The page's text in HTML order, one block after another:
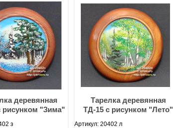
деревянная
рисунком "Зима"
з
Тарелка деревянная
ТД-15 с рисунком "Лето"
Артикул: 20402 л